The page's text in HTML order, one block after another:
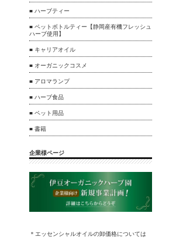
■ ハーブティー
■ ペットボトルティー【静岡産有機フレッシュ
ハーブ使用】
■ キャリアオイル
■ オーガニックコスメ
■ アロマランプ
■ ハーブ食品
■ ペット用品
■ 書籍
企業様ページ
＊エッセンシャルオイルの卸価格については